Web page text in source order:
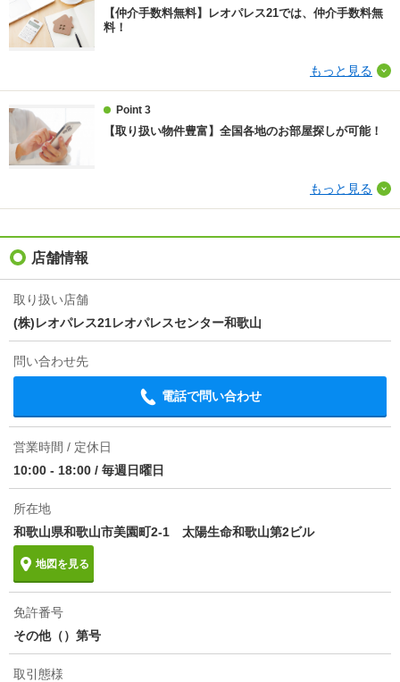
費16500円、抗菌施工（任意）18040円（税込））
その他諸費用
不要
情報更新日
【仲介手数料無料】レオパレス21では、仲介手数料無
料！
もっと見る
Point 3
【取り扱い物件豊富】全国各地のお部屋探しが可能！
もっと見る
店舗情報
取り扱い店舗
(株)レオパレス21レオパレスセンター和歌山
問い合わせ先
電話で問い合わせ
営業時間 / 定休日
10:00 - 18:00 / 毎週日曜日
所在地
和歌山県和歌山市美園町2-1 太陽生命和歌山第2ビル
地図を見る
免許番号
その他（）第号
取引態様